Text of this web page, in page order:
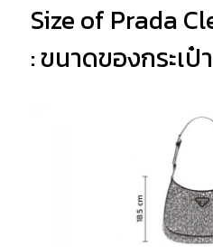
Size of Prada
: ขนาดของกระเป๋า